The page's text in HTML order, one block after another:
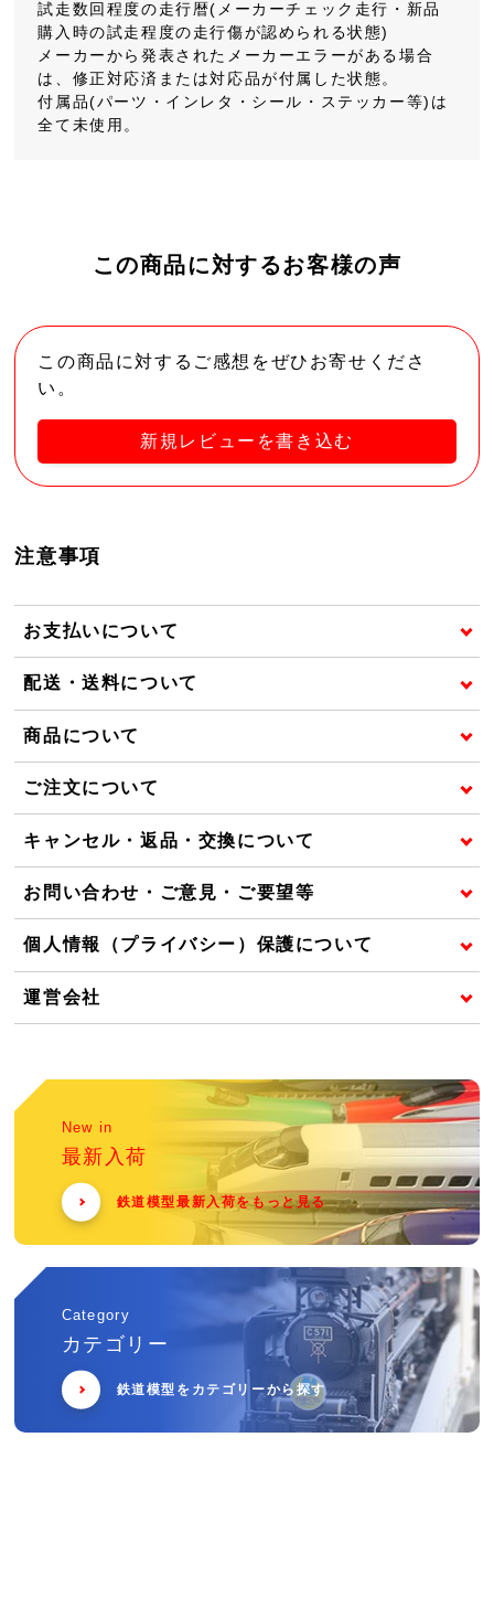
試走数回程度の走行暦(メーカーチェック走行・新品
購入時の試走程度の走行傷が認められる状態)
メーカーから発表されたメーカーエラーがある場合
は、修正対応済または対応品が付属した状態。
付属品(パーツ・インレタ・シール・ステッカー等)は
全て未使用。
この商品に対するお客様の声
この商品に対するご感想をぜひお寄せくださ
い。
新規レビューを書き込む
注意事項
お支払いについて
配送・送料について
商品について
ご注文について
キャンセル・返品・交換について
お問い合わせ・ご意見・ご要望等
個人情報（プライバシー）保護について
運営会社
New in
最新入荷
鉄道模型最新入荷をもっと見る
Category
カテゴリー
鉄道模型をカテゴリーから探す